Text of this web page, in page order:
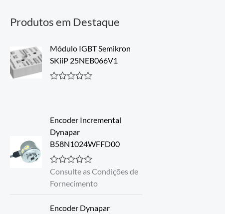
Produtos em Destaque
Módulo IGBT Semikron
SKiiP 25NEB066V1
i
a
ç
ã
0
d
e
5
Encoder Incremental
Dynapar
B58N1024WFFD00
A
v
a
a
Consulte as Condições de
Fornecimento
Encoder Dynapar